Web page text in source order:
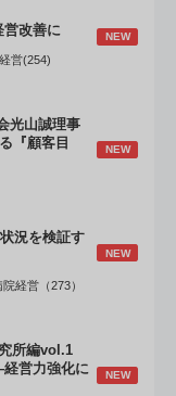
営改善に NEW
営(254)
光山誠理事
『顧客目
NEW
況を検証す
NEW
経営（273）
究所編vol.1
経営力強化に
NEW